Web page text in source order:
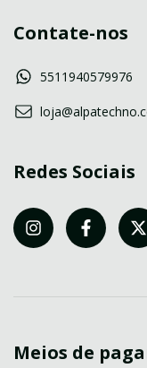
Contate-nos
5511940579976
Redes Sociais
Meios de